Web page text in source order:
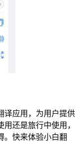
译应用，为用户提供
还是旅行中使用，
。快来体验小白翻